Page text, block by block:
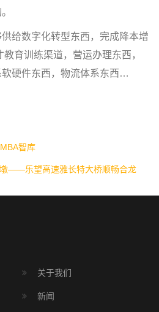
数字化转型东西，完成降本增
育训练渠道，营运办理东西，
硬件东西，物流体系东西…
智库
——乐望高速雅长特大桥顺畅合龙
关于我们
新闻